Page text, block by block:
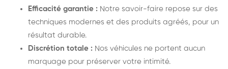
Efficacité garantie : Notre savoir-faire repose sur des
techniques modernes et des produits agréés, pour un
résultat durable.
Discrétion totale : Nos véhicules ne portent aucun
marquage pour préserver votre intimité.